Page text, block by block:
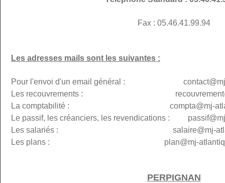
Fax : 05.46.41.99.94
Les adresses mails sont les suivantes :
Pour l'envoi d'un email général : contact@mj-
Les recouvrements :
La comptabilité : compta@mj-
Le passif, les créanciers, les revendications : passif@
Les salariés : salaire@mj-
Les plans :
plan@mj-
PERPIGNAN